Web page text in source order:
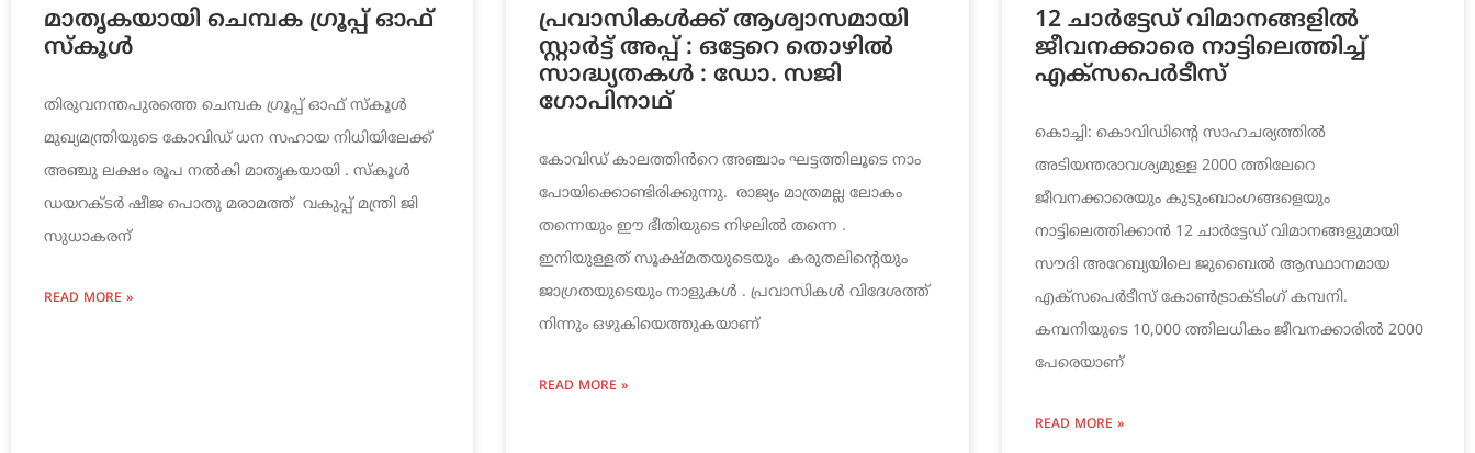
മാതൃകയായി ചെമ്പക ഗ്രൂപ്പ് ഓഫ്
സ്കൂൾ
തിരുവനന്തപുരത്തെ ചെമ്പക ഗ്രൂപ്പ് ഓഫ് സ്കൂൾ
മുഖ്യമന്ത്രിയുടെ കോവിഡ് ധന സഹായ നിധിയിലേക്ക്
അഞ്ചു ലക്ഷം രൂപ നൽകി മാതൃകയായി . സ്കൂൾ
ഡയറക്ടർ ഷീജ പൊതു മരാമത്ത് വകുപ്പ് മന്ത്രി ജി
സുധാകരന്
READ MORE »
പ്രവാസികൾക്ക് ആശ്വാസമായി
സ്റ്റാർട്ട് അപ്പ് : ഒട്ടേറെ തൊഴിൽ
സാദ്ധ്യതകൾ : ഡോ. സജി
ഗോപിനാഥ്
കോവിഡ് കാലത്തിൻറെ അഞ്ചാം ഘട്ടത്തിലൂടെ നാം
പോയിക്കൊണ്ടിരിക്കുന്നു. രാജ്യം മാത്രമല്ല ലോകം
തന്നെയും ഈ ഭീതിയുടെ നിഴലിൽ തന്നെ .
ഇനിയുള്ളത് സൂക്ഷ്മതയുടെയും കരുതലിന്റെയും
ജാഗ്രതയുടെയും നാളുകൾ . പ്രവാസികൾ വിദേശത്ത്
നിന്നും ഒഴുകിയെത്തുകയാണ്
READ MORE »
12 ചാർട്ടേഡ് വിമാനങ്ങളിൽ
ജീവനക്കാരെ നാട്ടിലെത്തിച്ച്
എക്‌സപെർടീസ്
കൊച്ചി: കൊവിഡിന്റെ സാഹചര്യത്തിൽ
അടിയന്തരാവശ്യമുള്ള 2000 ത്തിലേറെ
ജീവനക്കാരെയും കുടുംബാംഗങ്ങളെയും
നാട്ടിലെത്തിക്കാൻ 12 ചാർട്ടേഡ് വിമാനങ്ങളുമായി
സൗദി അറേബ്യയിലെ ജുബൈൽ ആസ്ഥാനമായ
എക്‌സപെർടീസ് കോൺട്രാക്ടിംഗ് കമ്പനി.
കമ്പനിയുടെ 10,000 ത്തിലധികം ജീവനക്കാരിൽ 2000
പേരെയാണ്
READ MORE »